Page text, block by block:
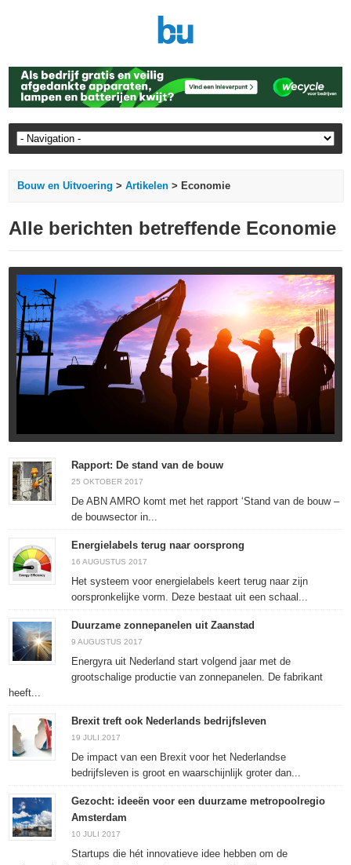
Bouw en Uitvoering >Artikelen > Economie
Alle berichten betreffende Economie
Rapport: De stand van de bouw
25 OKTOBER 2017
De ABN AMRO komt met het rapport ‘Stand van de bouw –
de bouwsector in...
Energielabels terug naar oorsprong
16 AUGUSTUS 2017
Het systeem voor energielabels keert terug naar zijn
oorspronkelijke vorm. Deze bestaat uit een schaal...
Duurzame zonnepanelen uit Zaanstad
9 AUGUSTUS 2017
Energyra uit Nederland start volgend jaar met de
grootschalige productie van zonnepanelen. De fabrikant
heeft...
Brexit treft ook Nederlands bedrijfsleven
19 JULI 2017
De impact van een Brexit voor het Nederlandse
bedrijfsleven is groot en waarschijnlijk groter dan...
Gezocht: ideeën voor een duurzame metropoolregio
Amsterdam
10 JULI 2017
Startups die hét innovatieve idee hebben om de